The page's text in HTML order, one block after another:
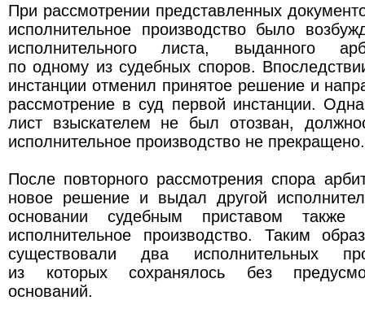
При рассмотрении представленных
исполнительное производство было
исполнительного листа, выданного
по одному из судебных споров.
инстанции отменил принятое решение и
рассмотрение в суд первой инстанции.
лист взыскателем не был отозван,
исполнительное производство не прекращено.
После повторного рассмотрения спора
новое решение и выдал другой
основании судебным приставом также
исполнительное производство. Таким
существовали два исполнительных
из которых сохранялось без
оснований.